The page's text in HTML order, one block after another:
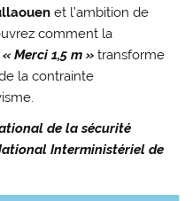
et l’ambition de
comment la
« Merci 1,5 m » transforme
la contrainte
de la sécurité
Interministériel de